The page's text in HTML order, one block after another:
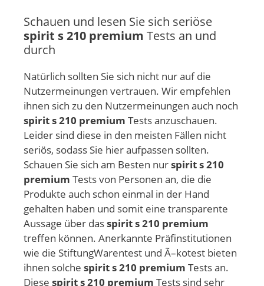
Schauen und lesen Sie sich seriöse
spirit s 210 premium Tests an und
durch
Natürlich sollten Sie sich nicht nur auf die
Nutzermeinungen vertrauen. Wir empfehlen
ihnen sich zu den Nutzermeinungen auch noch
spirit s 210 premium Tests anzuschauen.
Leider sind diese in den meisten Fällen nicht
seriös, sodass Sie hier aufpassen sollten.
Schauen Sie sich am Besten nurspirit s 210
premium Tests von Personen an, die die
Produkte auch schon einmal in der Hand
gehalten haben und somit eine transparente
Aussage über dasspirit s 210 premium
treffen können. Anerkannte Präfinstitutionen
wie die StiftungWarentest und Ã–kotest bieten
ihnen solche spirit s 210 premium Tests an.
Diese spirit s 210 premium Tests sind sehr